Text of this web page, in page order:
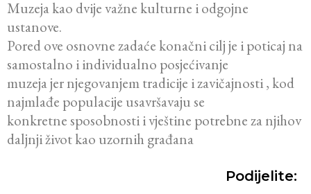
Muzeja kao dvije važne kulturne i odgojne
ustanove.
Pored ove osnovne zadaće konačni cilj je i poticaj na
samostalno i individualno posjećivanje
muzeja jer njegovanjem tradicije i zavičajnosti , kod
najmlađe populacije usavršavaju se
konkretne sposobnosti i vještine potrebne za njihov
daljnji život kao uzornih građana
Podijelite: